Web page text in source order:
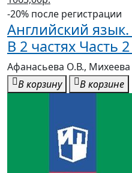
-20% после регистрации
Английский
В 2 частях Часть
Афанасьева О.В.,
В корзину
В корзине